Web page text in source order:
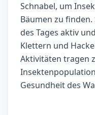
Schnabel, um
Bäumen zu
des Tages aktiv
Klettern und
Aktivitäten tragen
Gesundheit des